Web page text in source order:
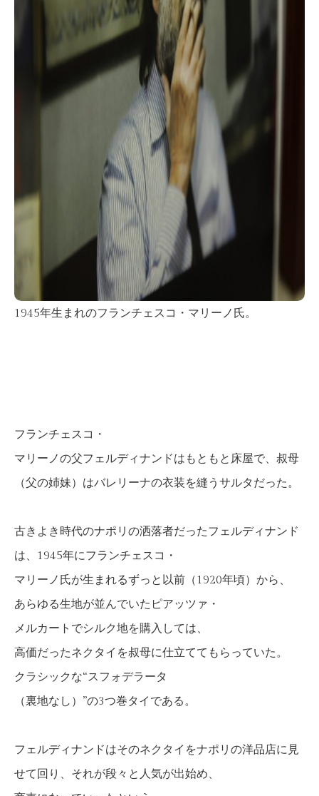
1945年生まれのフランチェスコ・マリーノ氏。
フランチェスコ・
マリーノの父フェルディナンドはもともと床屋で、叔母
（父の姉妹）はバレリーナの衣装を縫うサルタだった。
古きよき時代のナポリの洒落者だったフェルディナンド
は、1945年にフランチェスコ・
マリーノ氏が生まれるずっと以前（1920年頃）から、
あらゆる生地が並んでいたピアッツァ・
メルカートでシルク地を購入しては、
高価だったネクタイを叔母に仕立ててもらっていた。
クラシックな“スフォデラータ
（裏地なし）”の3つ巻タイである。
フェルディナンドはそのネクタイをナポリの洋品店に見
せて回り、それが段々と人気が出始め、